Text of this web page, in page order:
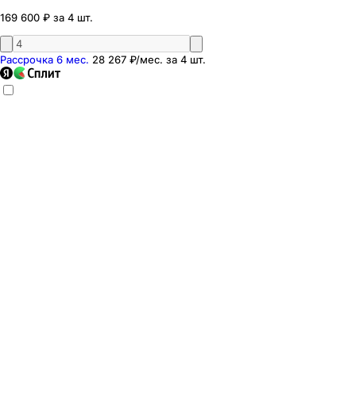
169 600 ₽ за 4 шт.
Рассрочка 6 мес. 28 267 ₽/мес. за 4 шт.